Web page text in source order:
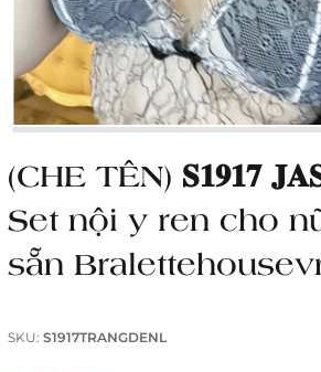
(CHE TÊN) 𝐒𝟏𝟗𝟏𝟕
Set nội y ren cho
sẵn
SKU: S1917TRANGDENL